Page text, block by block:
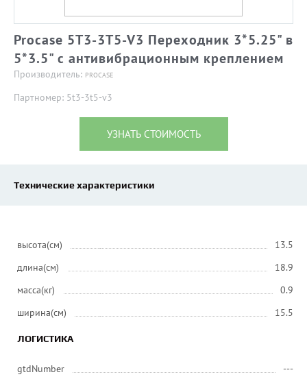
Procase 5T3-3T5-V3 Переходник 3*5.25" в
5*3.5" с антивибрационным креплением
Производитель: PROCASE
Партномер: 5t3-3t5-v3
УЗНАТЬ СТОИМОСТЬ
Технические характеристики
высота(см)
13.5
длина(см)
18.9
масса(кг)
0.9
ширина(см)
15.5
ЛОГИСТИКА
gtdNumber
---